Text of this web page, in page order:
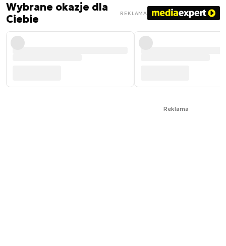
Wybrane okazje dla
Ciebie
REKLAMA
Reklama